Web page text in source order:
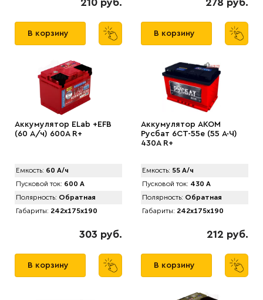
210 руб.
В корзину
278 руб.
В корзину
Аккумулятор ELab +EFB
(60 А/ч) 600A R+
Емкость: 60 А/ч
Пусковой ток: 600 А
Полярность: Обратная
Габариты: 242x175x190
303 руб.
В корзину
Аккумулятор AКОМ
Русбат 6СТ-55е (55 А·Ч)
430A R+
Емкость: 55 А/ч
Пусковой ток: 430 А
Полярность: Обратная
Габариты: 242x175x190
212 руб.
В корзину